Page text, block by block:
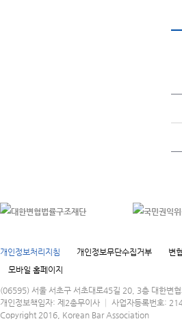
개인정보처리지침 개인정보무단수집거부
변
모바일 홈페이지
(06595) 서울 서초구 서초대로45길 20, 3층 대한변
개인정보책임자: 제2총무이사 │ 사업자등록번호
Copyright 2016, Korean Bar Association